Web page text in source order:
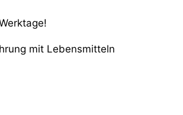
mit Lebensmitteln